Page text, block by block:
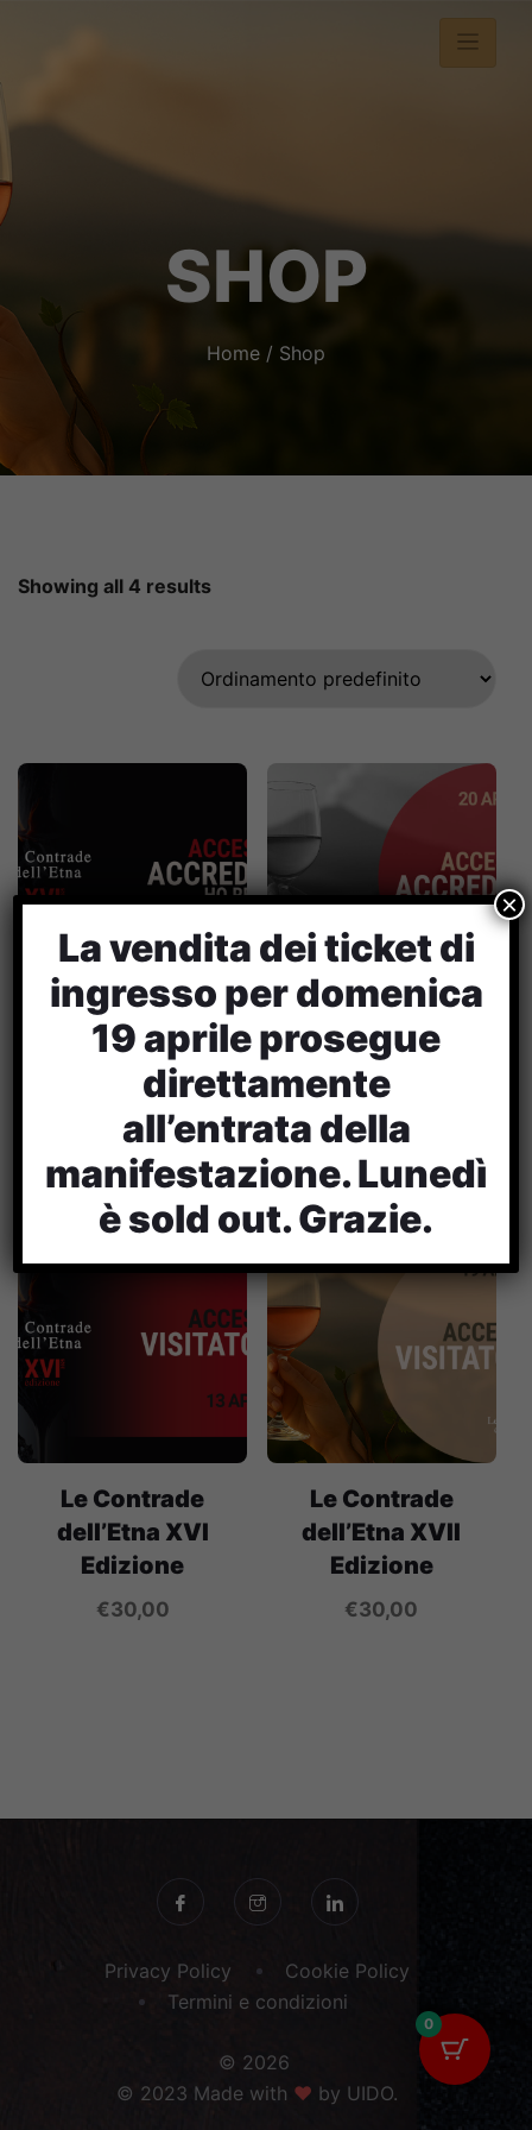
SHOP
Home / Shop
Showing all 4 results
Accrediti
Ho.Re.Ca.
20,00
Accrediti
Ho.Re.Ca. XVII
Edizione
€20,00
Le Contrade
dell’Etna XVI
Edizione
€30,00
Le Contrade
dell’Etna XVII
Edizione
€30,00
Privacy Policy
Cookie Policy
Termini e condizioni
© 2026
© 2023 Made with ♥ by UIDO.
La vendita dei ticket di
ingresso per domenica
19 aprile prosegue
direttamente
all’entrata della
manifestazione. Lunedì
è sold out. Grazie.
×
0